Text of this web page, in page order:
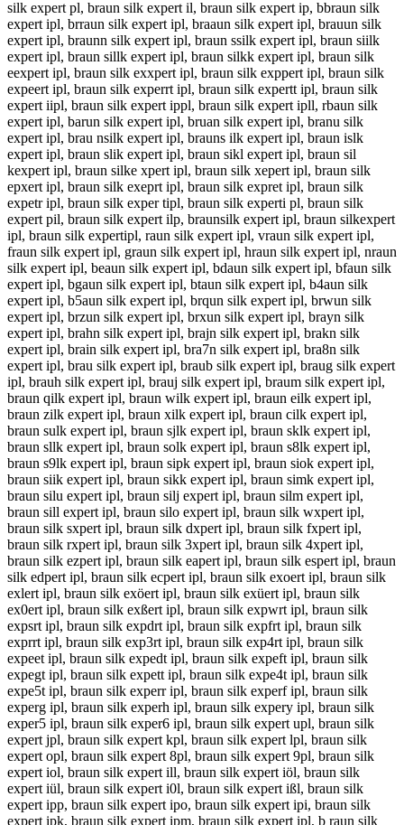
silk expert pl, braun silk expert il, braun silk expert ip, bbraun silk
expert ipl, brraun silk expert ipl, braaun silk expert ipl, brauun silk
expert ipl, braunn silk expert ipl, braun ssilk expert ipl, braun siilk
expert ipl, braun sillk expert ipl, braun silkk expert ipl, braun silk
eexpert ipl, braun silk exxpert ipl, braun silk exppert ipl, braun silk
expeert ipl, braun silk experrt ipl, braun silk expertt ipl, braun silk
expert iipl, braun silk expert ippl, braun silk expert ipll, rbaun silk
expert ipl, barun silk expert ipl, bruan silk expert ipl, branu silk
expert ipl, brau nsilk expert ipl, brauns ilk expert ipl, braun islk
expert ipl, braun slik expert ipl, braun sikl expert ipl, braun sil
kexpert ipl, braun silke xpert ipl, braun silk xepert ipl, braun silk
epxert ipl, braun silk exeprt ipl, braun silk expret ipl, braun silk
expetr ipl, braun silk exper tipl, braun silk experti pl, braun silk
expert pil, braun silk expert ilp, braunsilk expert ipl, braun silkexpert
ipl, braun silk expertipl, raun silk expert ipl, vraun silk expert ipl,
fraun silk expert ipl, graun silk expert ipl, hraun silk expert ipl, nraun
silk expert ipl, beaun silk expert ipl, bdaun silk expert ipl, bfaun silk
expert ipl, bgaun silk expert ipl, btaun silk expert ipl, b4aun silk
expert ipl, b5aun silk expert ipl, brqun silk expert ipl, brwun silk
expert ipl, brzun silk expert ipl, brxun silk expert ipl, brayn silk
expert ipl, brahn silk expert ipl, brajn silk expert ipl, brakn silk
expert ipl, brain silk expert ipl, bra7n silk expert ipl, bra8n silk
expert ipl, brau silk expert ipl, braub silk expert ipl, braug silk expert
ipl, brauh silk expert ipl, brauj silk expert ipl, braum silk expert ipl,
braun qilk expert ipl, braun wilk expert ipl, braun eilk expert ipl,
braun zilk expert ipl, braun xilk expert ipl, braun cilk expert ipl,
braun sulk expert ipl, braun sjlk expert ipl, braun sklk expert ipl,
braun sllk expert ipl, braun solk expert ipl, braun s8lk expert ipl,
braun s9lk expert ipl, braun sipk expert ipl, braun siok expert ipl,
braun siik expert ipl, braun sikk expert ipl, braun simk expert ipl,
braun silu expert ipl, braun silj expert ipl, braun silm expert ipl,
braun sill expert ipl, braun silo expert ipl, braun silk wxpert ipl,
braun silk sxpert ipl, braun silk dxpert ipl, braun silk fxpert ipl,
braun silk rxpert ipl, braun silk 3xpert ipl, braun silk 4xpert ipl,
braun silk ezpert ipl, braun silk eapert ipl, braun silk espert ipl, braun
silk edpert ipl, braun silk ecpert ipl, braun silk exoert ipl, braun silk
exlert ipl, braun silk exöert ipl, braun silk exüert ipl, braun silk
ex0ert ipl, braun silk exßert ipl, braun silk expwrt ipl, braun silk
expsrt ipl, braun silk expdrt ipl, braun silk expfrt ipl, braun silk
exprrt ipl, braun silk exp3rt ipl, braun silk exp4rt ipl, braun silk
expeet ipl, braun silk expedt ipl, braun silk expeft ipl, braun silk
expegt ipl, braun silk expett ipl, braun silk expe4t ipl, braun silk
expe5t ipl, braun silk experr ipl, braun silk experf ipl, braun silk
experg ipl, braun silk experh ipl, braun silk expery ipl, braun silk
exper5 ipl, braun silk exper6 ipl, braun silk expert upl, braun silk
expert jpl, braun silk expert kpl, braun silk expert lpl, braun silk
expert opl, braun silk expert 8pl, braun silk expert 9pl, braun silk
expert iol, braun silk expert ill, braun silk expert iöl, braun silk
expert iül, braun silk expert i0l, braun silk expert ißl, braun silk
expert ipp, braun silk expert ipo, braun silk expert ipi, braun silk
expert ipk, braun silk expert ipm, braun silk expert ipl, b raun silk